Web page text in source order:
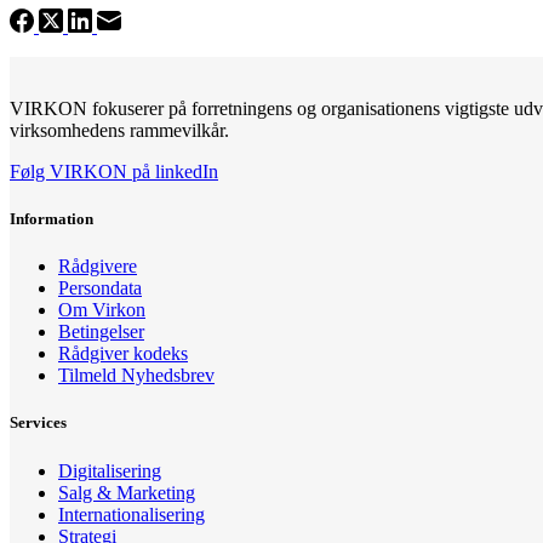
VIRKON fokuserer på forretningens og organisationens vigtigste
virksomhedens rammevilkår.
Følg VIRKON på linkedIn
Information
Rådgivere
Persondata
Om Virkon
Betingelser
Rådgiver kodeks
Tilmeld Nyhedsbrev
Services
Digitalisering
Salg & Marketing
Internationalisering
Strategi